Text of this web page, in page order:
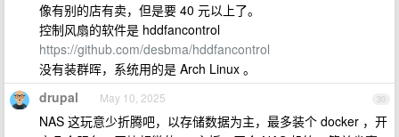
像有别的店有卖，但是要 40 元以上了。
控制风扇的软件是 hddfancontrol
https://github.com/desbma/hddfancontrol
没有装群晖，系统用的是 Arch Linux 。
30
drupal May 10, 2025
NAS 这玩意少折腾吧，以存储数据为主，最多装个 docker ，开